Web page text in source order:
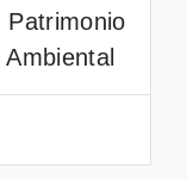
Patrimonio